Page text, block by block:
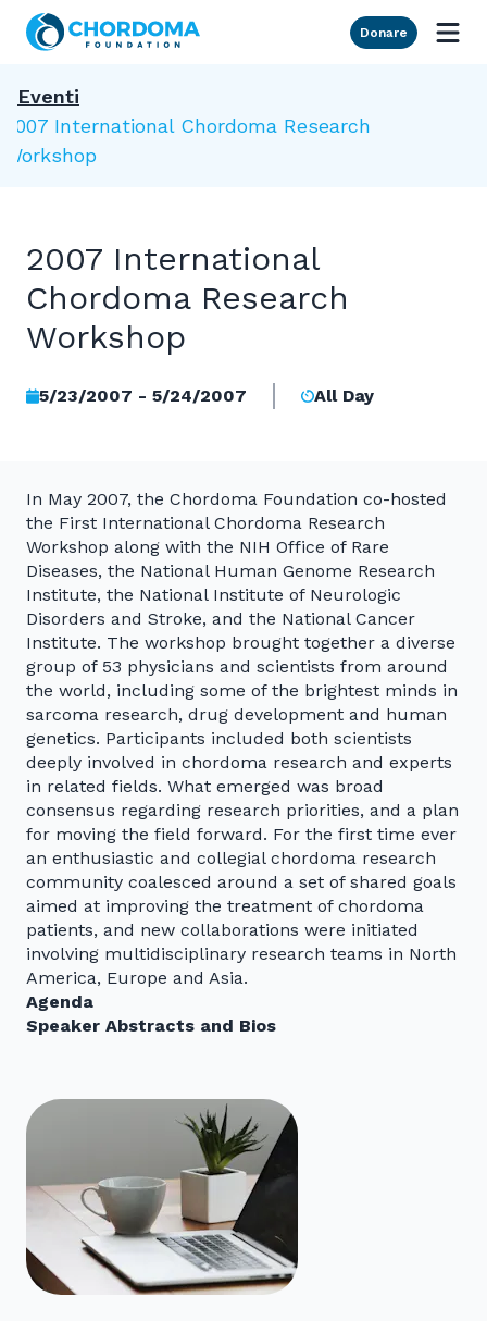
Skip to Main Content
Donare
Eventi
2007 International Chordoma Research
Workshop
2007 International
Chordoma Research
Workshop
5/23/2007 - 5/24/2007 All Day
In May 2007, the Chordoma Foundation co-hosted
the First International Chordoma Research
Workshop along with the NIH Office of Rare
Diseases, the National Human Genome Research
Institute, the National Institute of Neurologic
Disorders and Stroke, and the National Cancer
Institute. The workshop brought together a diverse
group of 53 physicians and scientists from around
the world, including some of the brightest minds in
sarcoma research, drug development and human
genetics. Participants included both scientists
deeply involved in chordoma research and experts
in related fields. What emerged was broad
consensus regarding research priorities, and a plan
for moving the field forward. For the first time ever
an enthusiastic and collegial chordoma research
community coalesced around a set of shared goals
aimed at improving the treatment of chordoma
patients, and new collaborations were initiated
involving multidisciplinary research teams in North
America, Europe and Asia.
Agenda
Speaker Abstracts and Bios